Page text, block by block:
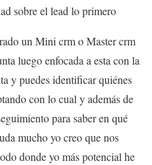
sobre el lead lo primero
un Mini crm o Master crm
luego enfocada a esta con la
y puedes identificar quiénes
con lo cual y además de
para saber en qué
mucho yo creo que nos
donde yo más potencial he